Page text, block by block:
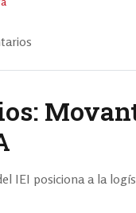
IEI posiciona a la